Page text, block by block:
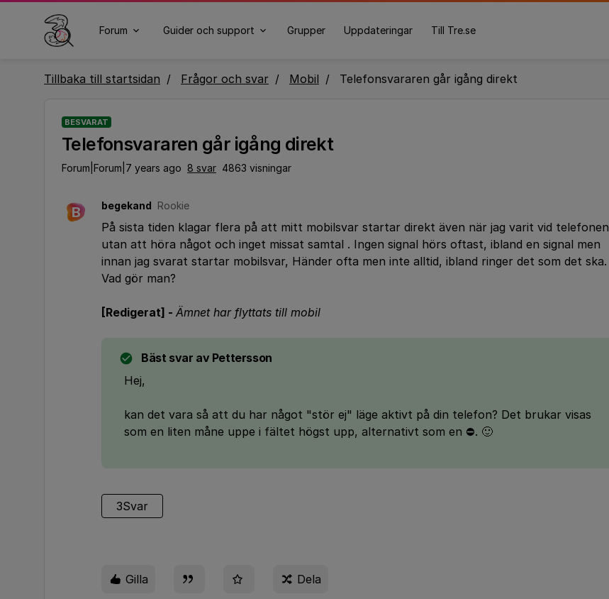
Forum Guider och support Grupper Uppdateringar Till Tre.se
Tillbaka till startsidan Frågor och svar Mobil Telefonsvararen går igång direkt
BESVARAT
Telefonsvararen går igång direkt
Forum|Forum|7 years ago 8 svar 4863 visningar
B begekand Rookie
På sista tiden klagar flera på att mitt mobilsvar startar direkt även när jag varit vid telefonen
utan att höra något och inget missat samtal . Ingen signal hörs oftast, ibland en signal men
innan jag svarat startar mobilsvar, Händer ofta men inte alltid, ibland ringer det som det ska.
Vad gör man?
[Redigerat] - Ämnet har flyttats till mobil
Bäst svar av Pettersson
Hej,
kan det vara så att du har något "stör ej" läge aktivt på din telefon? Det brukar visas
som en liten måne uppe i fältet högst upp, alternativt som en ⛔️. 🙂
3Svar
Gilla Dela